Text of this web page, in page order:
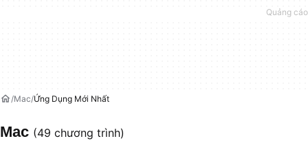
Mac Ứng Dụng Mới Nhất
Mac (49 chương trình)